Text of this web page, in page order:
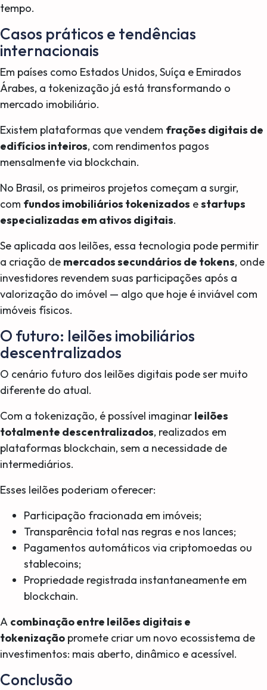
tempo.
Casos práticos e tendências
internacionais
Em países como Estados Unidos, Suíça e Emirados
Árabes, a tokenização já está transformando o
mercado imobiliário.
Existem plataformas que vendem frações digitais de
edifícios inteiros, com rendimentos pagos
mensalmente via blockchain.
No Brasil, os primeiros projetos começam a surgir,
com fundos imobiliários tokenizados estartups
especializadas em ativos digitais.
Se aplicada aos leilões, essa tecnologia pode permitir
a criação de mercados secundários de tokens, onde
investidores revendem suas participações após a
valorização do imóvel — algo que hoje é inviável com
imóveis físicos.
O futuro: leilões imobiliários
descentralizados
O cenário futuro dos leilões digitais pode ser muito
diferente do atual.
Com a tokenização, é possível imaginar leilões
totalmente descentralizados, realizados em
plataformas blockchain, sem a necessidade de
intermediários.
Esses leilões poderiam oferecer:
Participação fracionada em imóveis;
Transparência total nas regras e nos lances;
Pagamentos automáticos via criptomoedas ou
stablecoins;
Propriedade registrada instantaneamente em
blockchain.
A combinação entre leilões digitais e
tokenização promete criar um novo ecossistema de
investimentos: mais aberto, dinâmico e acessível.
Conclusão